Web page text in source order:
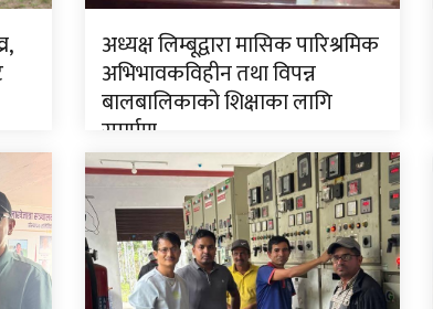
अध्यक्ष लिम्बूद्वारा मासिक पारिश्रमिक
अभिभावकविहीन तथा विपन्न
बालबालिकाको शिक्षाका लागि
समर्पण